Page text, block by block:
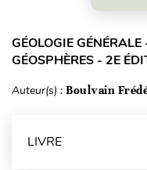
GÉOLOGIE
GÉOSPHÈRES - 2E
Auteur(s) : Boulvain
LIVRE